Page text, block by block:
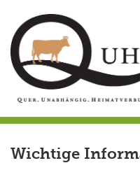
content
Wichtige